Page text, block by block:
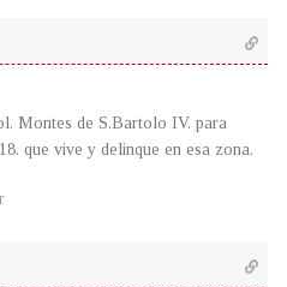
Montes de S.Bartolo IV. para
que vive y delinque en esa zona.